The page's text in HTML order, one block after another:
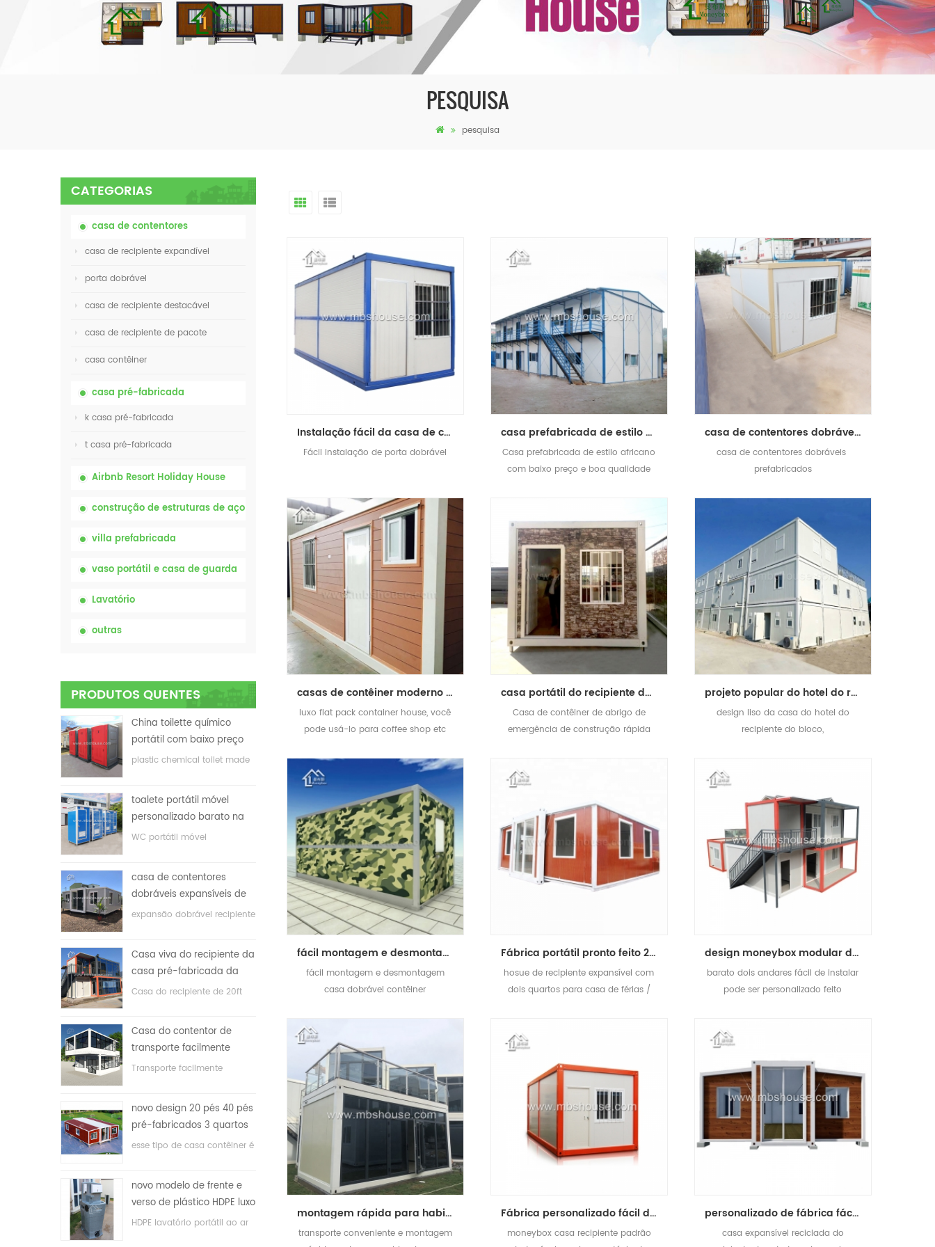
PESQUISA
pesquisa
CATEGORIAS
casa de contentores
casa de recipiente expandível
porta dobrável
casa de recipiente destacável
casa de recipiente de pacote
casa contêiner
casa pré-fabricada
k casa pré-fabricada
t casa pré-fabricada
Airbnb Resort Holiday House
construção de estruturas de aço
villa prefabricada
vaso portátil e casa de guarda
Lavatório
outras
PRODUTOS QUENTES
China toilette químico
portátil com baixo preço
plastic chemical toilet made
toalete portátil móvel
personalizado barato na
China para o local de
WC portátil móvel
casa de contentores
dobráveis ​​expansíveis de
baixo preço
expansão dobrável recipiente
Casa viva do recipiente da
casa pré-fabricada da
prova de fogo de 20ft em
Casa do recipiente de 20ft
Casa do contentor de
transporte facilmente
montada e conveniente
Transporte facilmente
novo design 20 pés 40 pés
pré-fabricados 3 quartos
minúscula casa recipiente
esse tipo de casa contêiner é
e com sistema elétrico.
novo modelo de frente e
verso de plástico HDPE luxo
público banheiro lavatório
HDPE lavatório portátil ao ar
Instalação fácil da casa de contentores dobráveis, abrigo para contentores dobrável, porta dobrável para casa
Fácil instalação de porta dobrável
casa prefabricada de estilo africano / sala de casa modular / logótipo de escritório doméstico
Casa prefabricada de estilo africano
com baixo preço e boa qualidade
casa de contentores dobráveis ​​prefabricados baratos de alta qualidade
casa de contentores dobráveis ​​
prefabricados
casas de contêiner moderno casa de contêiner plana pacote na África do Sul
luxo flat pack container house, você
pode usá-lo para coffee shop etc
casa portátil do recipiente do bloco liso do abrigo da emergência
Casa de contêiner de abrigo de
emergência de construção rápida
projeto popular do hotel do recipiente casa lisa do recipiente do bloco liso
design liso da casa do hotel do
recipiente do bloco,
fácil montagem e desmontagem contêiner casa pré-fabricada dobrável contêiner casa
fácil montagem e desmontagem
casa dobrável contêiner
Fábrica portátil pronto feito 2 quarto expansível recipiente casa
hosue de recipiente expansível com
dois quartos para casa de férias /
design moneybox modular de dois andares prefab casa destacável recipiente de luxo
barato dois andares fácil de instalar
pode ser personalizado feito
montagem rápida para habitação projeto escritório pré-fabricada plana pacote casa recipiente
transporte conveniente e montagem
Fábrica personalizado fácil de instalar transporte conveniente casa pré-fabricada recipiente destacável
moneybox casa recipiente padrão
personalizado de fábrica fácil de instalar casa de contêiner expansível pré-fabricada de luxo
casa expansível reciclada do
mbshou
se.com